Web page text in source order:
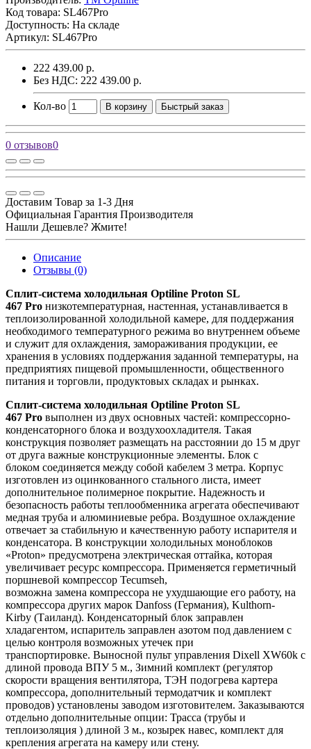
Код товара: SL467Pro
Доступность: На складе
Артикул: SL467Pro
222 439.00 р.
Без НДС: 222 439.00 р.
Кол-во В корзину Быстрый заказ
0 отзывов0
Доставим Товар за 1-3 Дня
Официальная Гарантия Производителя
Нашли Дешевле? Жмите!
Описание
Отзывы (0)
Сплит-система холодильная Optiline Proton SL
467 Pro низкотемпературная, настенная, устанавливается в
теплоизолированной холодильной камере, для поддержания
необходимого температурного режима во внутреннем объеме
и служит для охлаждения, замораживания продукции, ее
хранения в условиях поддержания заданной температуры, на
предприятиях пищевой промышленности, общественного
питания и торговли, продуктовых складах и рынках.
Сплит-система холодильная Optiline Proton SL
467 Pro выполнен из двух основных частей: компрессорно-
конденсаторного блока и воздухоохладителя. Такая
конструкция позволяет размещать на расстоянии до 15 м друг
от друга важные конструкционные элементы. Блок с
блоком соединяется между собой кабелем 3 метра. Корпус
изготовлен из оцинкованного стального листа, имеет
дополнительное полимерное покрытие. Надежность и
безопасность работы теплообменника агрегата обеспечивают
медная труба и алюминиевые ребра. Воздушное охлаждение
отвечает за стабильную и качественную работу испарителя и
конденсатора. В конструкции холодильных моноблоков
«Proton» предусмотрена электрическая оттайка, которая
увеличивает ресурс компрессора. Применяется герметичный
поршневой компрессор Tecumseh,
возможна замена компрессора не ухудшающие его работу, на
компрессора других марок Danfoss (Германия), Kulthorn-
Kirby (Таиланд). Конденсаторный блок заправлен
хладагентом, испаритель заправлен азотом под давлением с
целью контроля возможных утечек при
транспортировке. Выносной пульт управления Dixell XW60k с
длиной провода ВПУ 5 м., Зимний комплект (регулятор
скорости вращения вентилятора, ТЭН подогрева картера
компрессора, дополнительный термодатчик и комплект
проводов) установлены заводом изготовителем. Заказываются
отдельно дополнительные опции: Трасса (трубы и
теплоизоляция ) длиной 3 м., козырек навес, комплект для
крепления агрегата на камеру или стену.